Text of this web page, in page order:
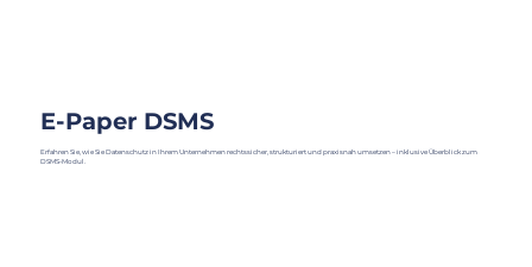
E-Paper DSMS
Erfahren Sie, wie Sie Datenschutz in Ihrem Unternehmen rechtssicher, strukturiert und praxisnah umsetzen – inklusive Überblick zum
DSMS-Modul.